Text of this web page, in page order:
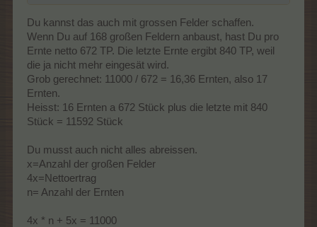
Du kannst das auch mit grossen Felder schaffen.
Wenn Du auf 168 großen Feldern anbaust, hast Du pro
Ernte netto 672 TP. Die letzte Ernte ergibt 840 TP, weil
die ja nicht mehr eingesät wird.
Grob gerechnet: 11000 / 672 = 16,36 Ernten, also 17
Ernten.
Heisst: 16 Ernten a 672 Stück plus die letzte mit 840
Stück = 11592 Stück
Du musst auch nicht alles abreissen.
x=Anzahl der großen Felder
4x=Nettoertrag
n= Anzahl der Ernten
4x * n + 5x = 11000